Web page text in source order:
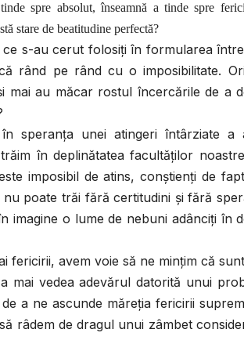
spre absolut, înseamnă a tinde spre
stare de beatitudine perfectă?
s-au cerut folosiţi în formularea
rând pe rând cu o imposibilitate.
mai au măcar rostul încercările de a
speranţa unei atingeri întârziate a
în deplinătatea facultăţilor
imposibil de atins, conştienţi de
poate trăi fără certitudini şi fără
imagine o lume de nebuni adânciţi în
fericirii, avem voie să ne minţim că
mai vedea adevărul datorită unui
a ne ascunde măreţia fericirii
râdem de dragul unui zâmbet